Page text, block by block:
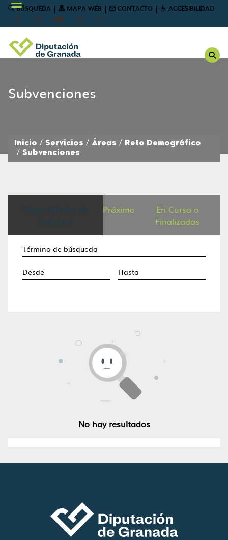
BÚSQUEDA | MAPA WEB | CONTACTO | ACCESIBILIDAD
Subvenciones
Inicio Servicios Áreas
Reto Demográfico
Subvenciones
Plazo Abierto de
Solicitud
Próximo
En Curso o
Finalizadas
No hay resultados